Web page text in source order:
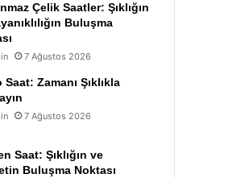
Çelik Saatler: Şıklığın
Buluşma
7 Ağustos 2026
Zamanı Şıklıkla
7 Ağustos 2026
Saat: Şıklığın ve
Buluşma Noktası